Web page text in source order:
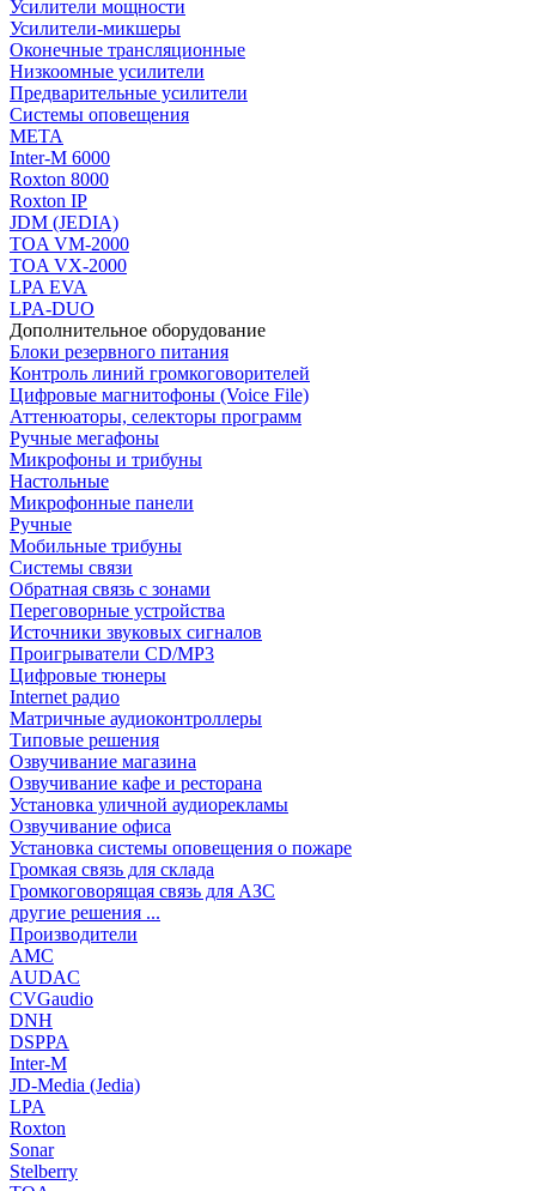
Усилители мощности
Усилители-микшеры
Оконечные трансляционные
Низкоомные усилители
Предварительные усилители
Системы оповещения
МЕТА
Inter-M 6000
Roxton 8000
Roxton IP
JDM (JEDIA)
TOA VM-2000
TOA VX-2000
LPA EVA
LPA-DUO
Дополнительное оборудование
Блоки резервного питания
Контроль линий громкоговорителей
Цифровые магнитофоны (Voice File)
Аттенюаторы, селекторы программ
Ручные мегафоны
Микрофоны и трибуны
Настольные
Микрофонные панели
Ручные
Мобильные трибуны
Системы связи
Обратная связь с зонами
Переговорные устройства
Источники звуковых сигналов
Проигрыватели CD/MP3
Цифровые тюнеры
Internet радио
Матричные аудиоконтроллеры
Типовые решения
Озвучивание магазина
Озвучивание кафе и ресторана
Установка уличной аудиорекламы
Озвучивание офиса
Установка системы оповещения о пожаре
Громкая связь для склада
Громкоговорящая связь для АЗС
другие решения ...
Производители
AMC
AUDAC
CVGaudio
DNH
DSPPA
Inter-M
JD-Media (Jedia)
LPA
Roxton
Sonar
Stelberry